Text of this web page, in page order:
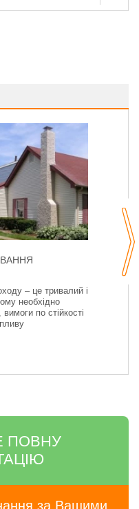
– це тривалий і
необхідно
по стійкості
ПОВНУ
за Вашими